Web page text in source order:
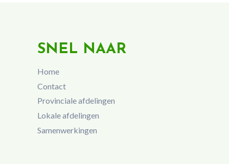
SNEL NAAR
Home
Contact
Provinciale afdelingen
Lokale afdelingen
Samenwerkingen